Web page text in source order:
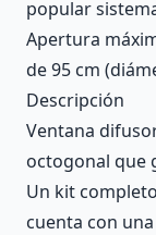
popular
Apertura
de 95 cm
Descripción
Ventana
octogonal que
Un kit
cuenta con